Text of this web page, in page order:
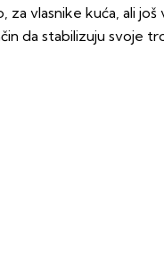
za vlasnike kuća, ali još
da stabilizuju svoje